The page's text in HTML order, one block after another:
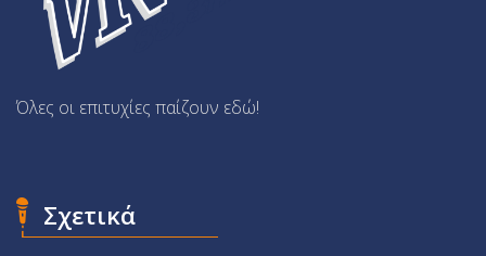
Όλες οι επιτυχίες παίζουν εδώ!
Σχετικά